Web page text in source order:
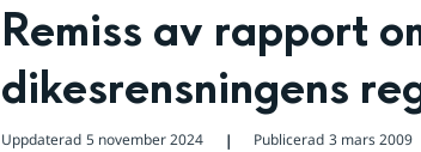
Remiss av rapport
dikesrensningens
Uppdaterad 5 november 2024 ❘ Publicerad 3 mars 2009